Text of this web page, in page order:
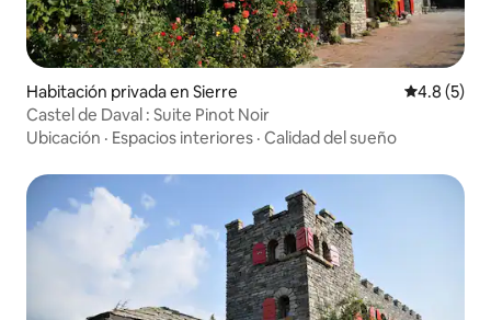
Habitación privada en Sierre
4.8 (5)
Castel de Daval : Suite Pinot Noir
Ubicación · Espacios interiores · Calidad del sueño